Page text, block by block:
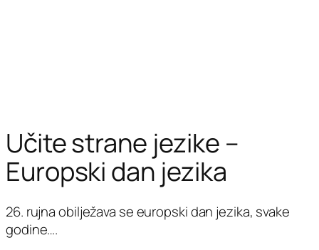
Učite strane jezike –
Europski dan jezika
26. rujna obilježava se europski dan jezika, svake
godine….